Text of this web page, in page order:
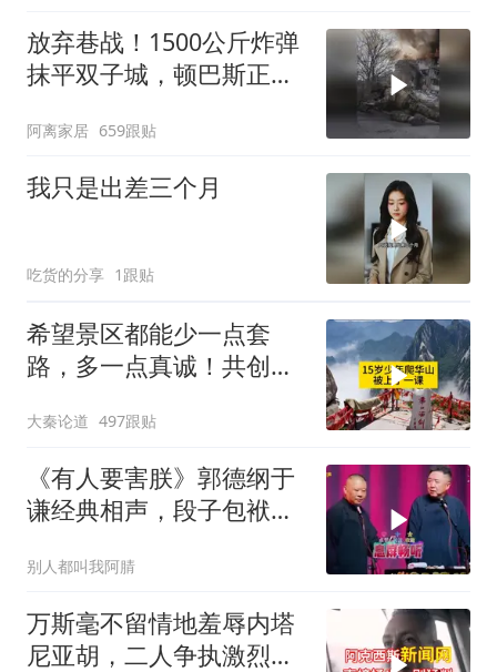
放弃巷战！1500公斤炸弹
抹平双子城，顿巴斯正变
阿离家居 659跟贴
我只是出差三个月
吃货的分享 1跟贴
希望景区都能少一点套
路，多一点真诚！共创良
大秦论道 497跟贴
《有人要害朕》郭德纲于
谦经典相声，段子包袱满
别人都叫我阿腈
万斯毫不留情地羞辱内塔
尼亚胡，二人争执激烈，